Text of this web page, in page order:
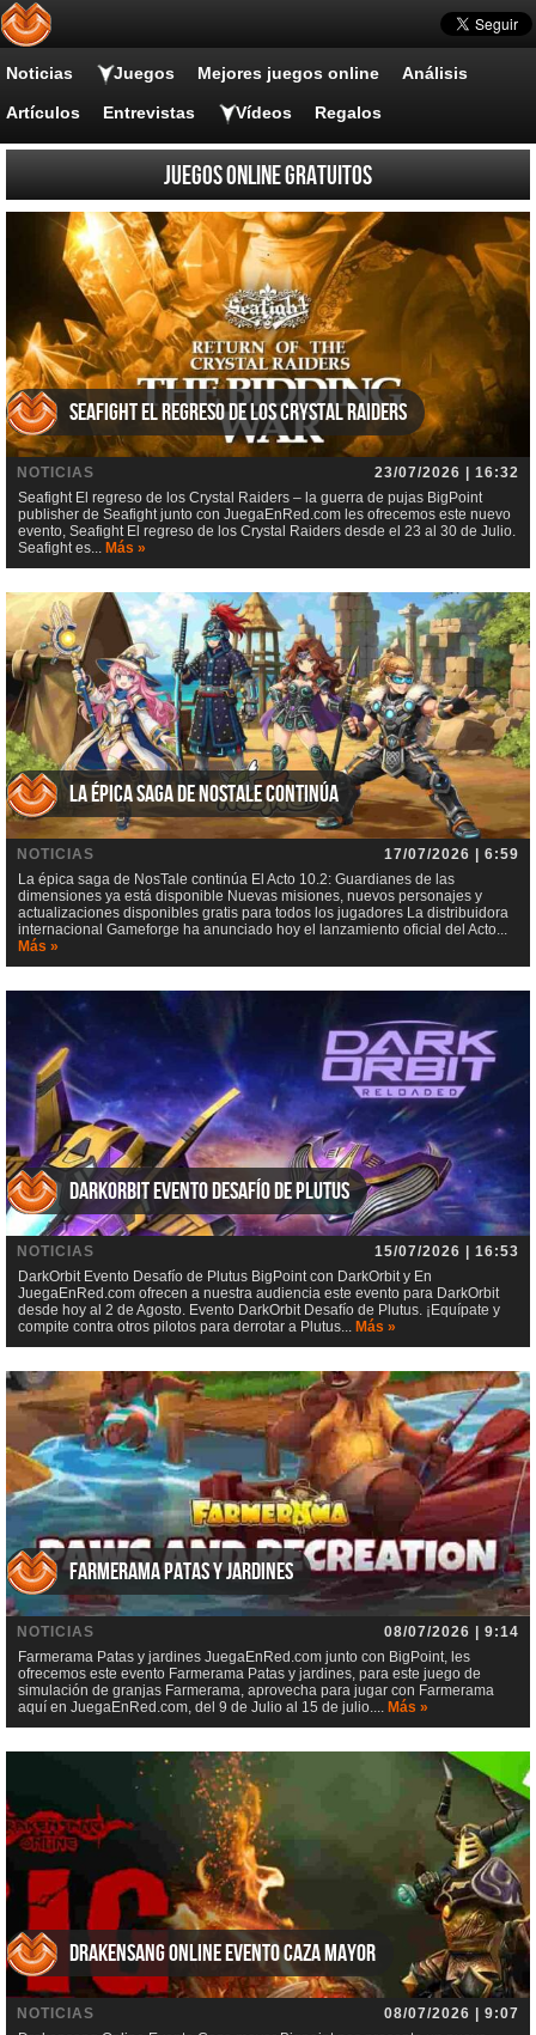
Noticias Juegos Mejores juegos online Análisis
Artículos Entrevistas Vídeos Regalos
Juegos online gratuitos
Seafight El regreso de los Crystal Raiders
NOTICIAS
23/07/2026 | 16:32
Seafight El regreso de los Crystal Raiders – la guerra de pujas BigPoint
publisher de Seafight junto con JuegaEnRed.com les ofrecemos este nuevo
evento, Seafight El regreso de los Crystal Raiders desde el 23 al 30 de Julio.
Seafight es... Más »
La épica saga de NosTale continúa
NOTICIAS
17/07/2026 | 6:59
La épica saga de NosTale continúa El Acto 10.2: Guardianes de las
dimensiones ya está disponible Nuevas misiones, nuevos personajes y
actualizaciones disponibles gratis para todos los jugadores La distribuidora
internacional Gameforge ha anunciado hoy el lanzamiento oficial del Acto...
Más »
DarkOrbit Evento Desafío de Plutus
NOTICIAS
15/07/2026 | 16:53
DarkOrbit Evento Desafío de Plutus BigPoint con DarkOrbit y En
JuegaEnRed.com ofrecen a nuestra audiencia este evento para DarkOrbit
desde hoy al 2 de Agosto. Evento DarkOrbit Desafío de Plutus. ¡Equípate y
compite contra otros pilotos para derrotar a Plutus... Más »
Farmerama Patas y jardines
NOTICIAS
08/07/2026 | 9:14
Farmerama Patas y jardines JuegaEnRed.com junto con BigPoint, les
ofrecemos este evento Farmerama Patas y jardines, para este juego de
simulación de granjas Farmerama, aprovecha para jugar con Farmerama
aquí en JuegaEnRed.com, del 9 de Julio al 15 de julio.... Más »
Drakensang Online Evento Caza mayor
NOTICIAS
08/07/2026 | 9:07